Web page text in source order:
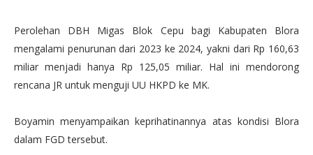
Perolehan DBH Migas Blok Cepu bagi Kabupaten Blora
mengalami penurunan dari 2023 ke 2024, yakni dari Rp 160,63
miliar menjadi hanya Rp 125,05 miliar. Hal ini mendorong
rencana JR untuk menguji UU HKPD ke MK.
Boyamin menyampaikan keprihatinannya atas kondisi Blora
dalam FGD tersebut.